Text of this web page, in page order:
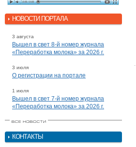
НОВОСТИ ПОРТАЛА
3 августа
Вышел в свет 8-й номер журнала
«Переработка молока» за 2026 г.
3 июля
О регистрации на портале
1 июля
Вышел в свет 7-й номер журнала
«Переработка молока» за 2026 г.
КОНТАКТЫ